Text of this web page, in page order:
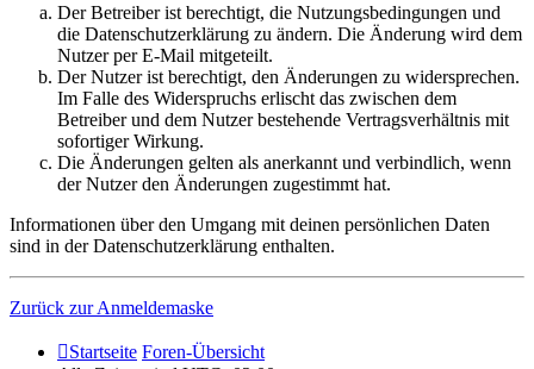
Der Betreiber ist berechtigt, die Nutzungsbedingungen und
die Datenschutzerklärung zu ändern. Die Änderung wird dem
Nutzer per E-Mail mitgeteilt.
Der Nutzer ist berechtigt, den Änderungen zu widersprechen.
Im Falle des Widerspruchs erlischt das zwischen dem
Betreiber und dem Nutzer bestehende Vertragsverhältnis mit
sofortiger Wirkung.
Die Änderungen gelten als anerkannt und verbindlich, wenn
der Nutzer den Änderungen zugestimmt hat.
Informationen über den Umgang mit deinen persönlichen Daten
sind in der Datenschutzerklärung enthalten.
Zurück zur Anmeldemaske
Startseite Foren-Übersicht